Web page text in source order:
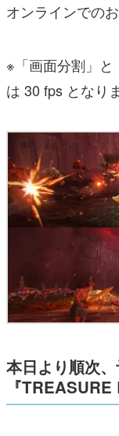
オンラインでの
※「画面分割」
は 30 fps となり
本日より順次
『